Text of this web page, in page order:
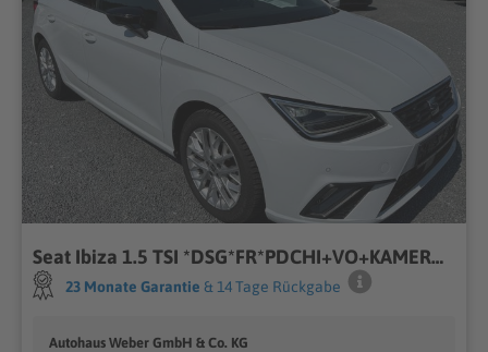
Seat Ibiza 1.5 TSI *DSG*FR*PDCHI+VO+KAMERA*NAVI*ACC*S
23 Monate Garantie & 14 Tage Rückgabe
Autohaus Weber GmbH & Co. KG